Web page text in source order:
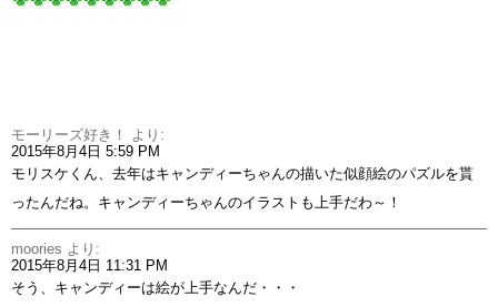
モーリーズ好き！
より:
2015年8月4日 5:59 PM
モリスケくん、去年はキャンディーちゃんの描いた似顔絵のパズルを貰
ったんだね。キャンディーちゃんのイラストも上手だわ～！
moories より:
2015年8月4日 11:31 PM
そう、キャンディーは絵が上手なんだ・・・